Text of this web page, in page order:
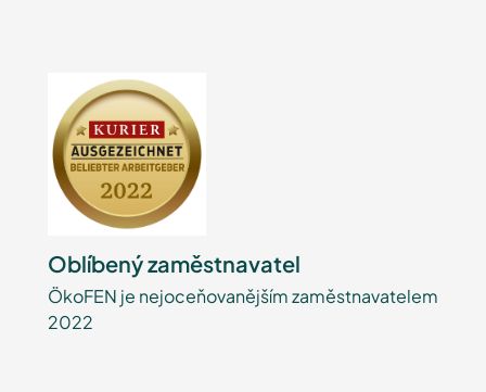
Oblíbený zaměstnavatel
ÖkoFEN je nejoceňovanějším zaměstnavatelem
2022